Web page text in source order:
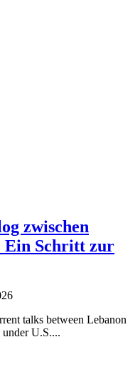
zwischen
Ein Schritt zur
talks between Lebanon
U.S....